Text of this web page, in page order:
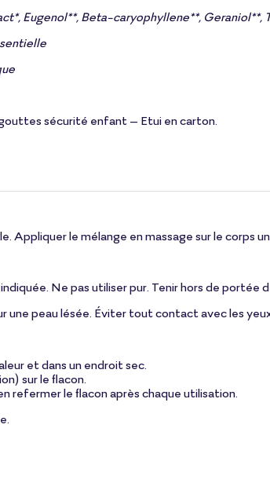
Eugenol**, Beta-caryophyllene**,
sécurité enfant – Etui en carton.
. Appliquer le mélange en massage sur le corps
Ne pas utiliser pur. Tenir hors de
une peau lésée. Éviter tout contact avec les
et dans un endroit sec.
sur le flacon.
refermer le flacon après chaque utilisation.